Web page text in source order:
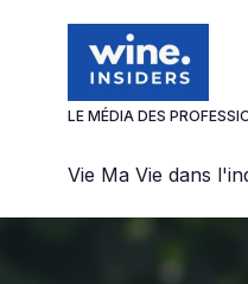
LE MÉDIA DES
Vie Ma Vie dans